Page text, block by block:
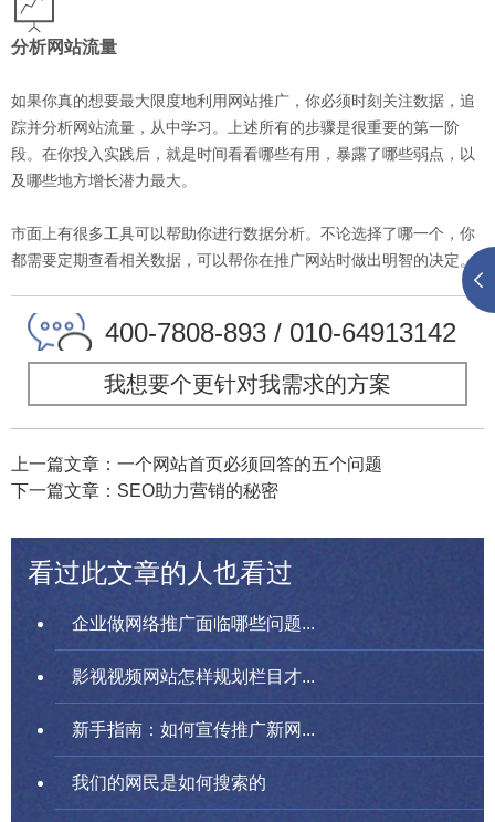
分析网站流量
如果你真的想要最大限度地利用网站推广，你必须时刻关注数据，追
踪并分析网站流量，从中学习。上述所有的步骤是很重要的第一阶
段。在你投入实践后，就是时间看看哪些有用，暴露了哪些弱点，以
及哪些地方增长潜力最大。
市面上有很多工具可以帮助你进行数据分析。不论选择了哪一个，你
都需要定期查看相关数据，可以帮你在推广网站时做出明智的决定。
400-7808-893 / 010-64913142
我想要个更针对我需求的方案
上一篇文章：一个网站首页必须回答的五个问题
下一篇文章：SEO助力营销的秘密
看过此文章的人也看过
企业做网络推广面临哪些问题...
影视视频网站怎样规划栏目才...
新手指南：如何宣传推广新网...
我们的网民是如何搜索的